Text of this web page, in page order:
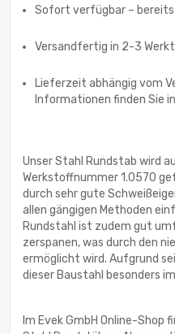
Sofort verfügbar – bereits
Versandfertig in 2-3
Lieferzeit abhängig vom
Informationen finden Sie
Unser Stahl Rundstab wird
Werkstoffnummer 1.0570
durch sehr gute
allen gängigen Methoden
Rundstahl ist zudem gut
zerspanen, was durch den
ermöglicht wird. Aufgrund
dieser Baustahl besonders
Im Evek GmbH Online-Shop